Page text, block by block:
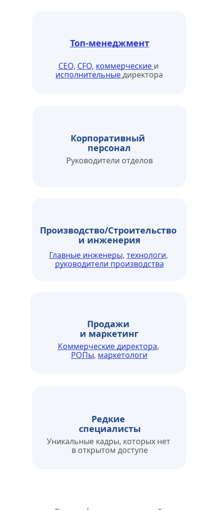
Топ-менеджмент
CEO, CFO, коммерческие
исполнительные директора
Корпоративный
персонал
Руководители отделов
Производство/Строительство
и инженерия
Главные инженеры, технологи
руководители производства
Продажи
и маркетинг
Коммерческие директора
РОПы, маркетологи
Редкие
специалисты
Уникальные кадры, которых нет
в открытом доступе